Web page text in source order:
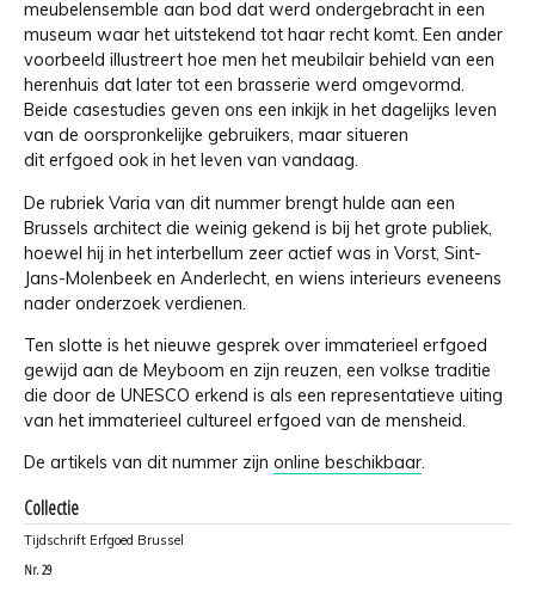
meubelensemble aan bod dat werd ondergebracht in een
museum waar het uitstekend tot haar recht komt. Een ander
voorbeeld illustreert hoe men het meubilair behield van een
herenhuis dat later tot een brasserie werd omgevormd.
Beide casestudies geven ons een inkijk in het dagelijks leven
van de oorspronkelijke gebruikers, maar situeren
dit erfgoed ook in het leven van vandaag.
De rubriek Varia van dit nummer brengt hulde aan een
Brussels architect die weinig gekend is bij het grote publiek,
hoewel hij in het interbellum zeer actief was in Vorst, Sint-
Jans-Molenbeek en Anderlecht, en wiens interieurs eveneens
nader onderzoek verdienen.
Ten slotte is het nieuwe gesprek over immaterieel erfgoed
gewijd aan de Meyboom en zijn reuzen, een volkse traditie
die door de UNESCO erkend is als een representatieve uiting
van het immaterieel cultureel erfgoed van de mensheid.
De artikels van dit nummer zijn online beschikbaar.
Collectie
Tijdschrift Erfgoed Brussel
Nr. 29